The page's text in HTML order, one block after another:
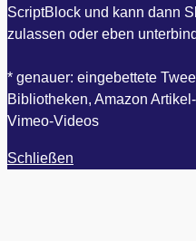
ScriptBlock und kann dann
zulassen oder eben
* genauer: eingebettete
Bibliotheken, Amazon
Vimeo-Videos
Schließen